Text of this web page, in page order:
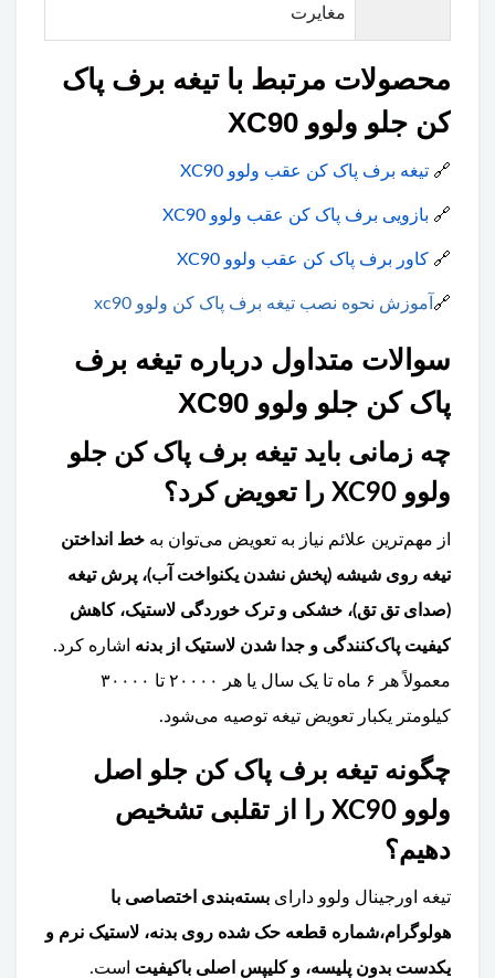
مغایرت
محصولات مرتبط با تیغه برف پاک
کن جلو ولوو XC90
🔗 تیغه برف پاک کن عقب ولوو XC90
🔗 بازویی برف پاک‌ کن عقب ولوو XC90
🔗 کاور برف پاک کن عقب ولوو XC90
🔗 آموزش نحوه نصب تیغه برف پاک کن ولوو xc90
سوالات متداول درباره تیغه برف
پاک کن جلو ولوو XC90
چه زمانی باید تیغه برف پاک کن جلو
ولوو XC90 را تعویض کرد؟
از مهم‌ترین علائم نیاز به تعویض می‌توان به خط انداختن
تیغه روی شیشه (پخش نشدن یکنواخت آب)، پرش تیغه
(صدای تق تق)، خشکی و ترک خوردگی لاستیک، کاهش
کیفیت پاک‌کنندگی و جدا شدن لاستیک از بدنه اشاره کرد.
معمولاً هر ۶ ماه تا یک سال یا هر ۲۰۰۰۰ تا ۳۰۰۰۰
کیلومتر یکبار تعویض تیغه توصیه می‌شود.
چگونه تیغه برف پاک کن جلو اصل
ولوو XC90 را از تقلبی تشخیص
دهیم؟
تیغه اورجینال ولوو دارای بسته‌بندی اختصاصی با
هولوگرام،شماره قطعه حک شده روی بدنه، لاستیک نرم و
یکدست بدون پلیسه، و کلیپس اصلی باکیفیت است.